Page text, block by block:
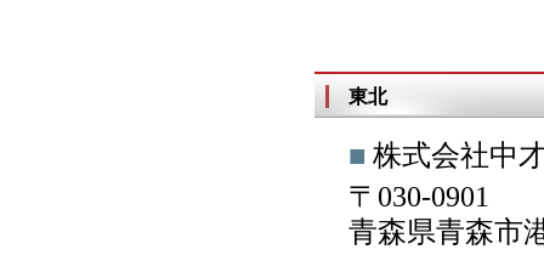
東北
■ 株式会社中
〒030-0901
青森県青森市